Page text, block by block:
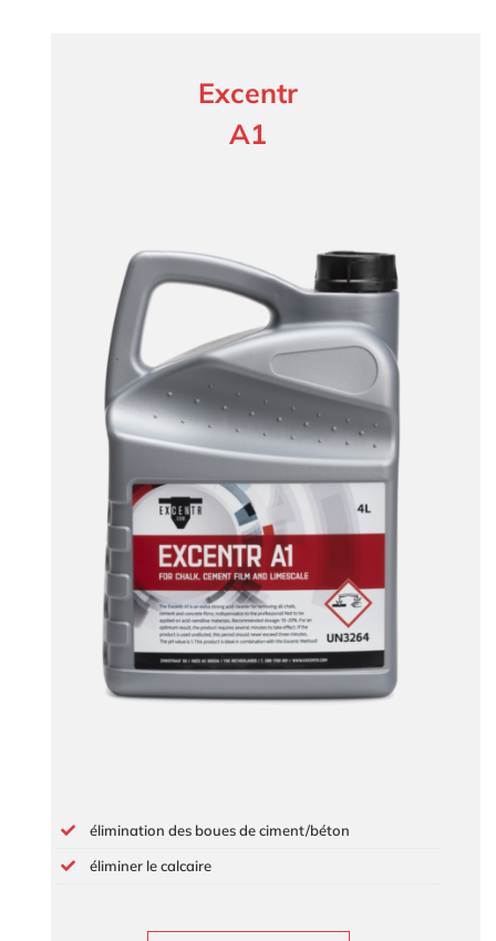
Excentr
A1
élimination des boues de ciment/béton
éliminer le calcaire